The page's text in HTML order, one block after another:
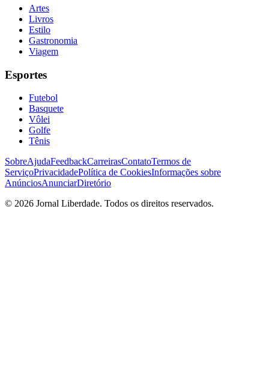
Artes
Livros
Estilo
Gastronomia
Viagem
Esportes
Futebol
Basquete
Vôlei
Golfe
Tênis
SobreAjudaFeedbackCarreirasContatoTermos de
ServiçoPrivacidadePolítica de CookiesInformações sobre
AnúnciosAnunciarDiretório
© 2026 Jornal Liberdade. Todos os direitos reservados.